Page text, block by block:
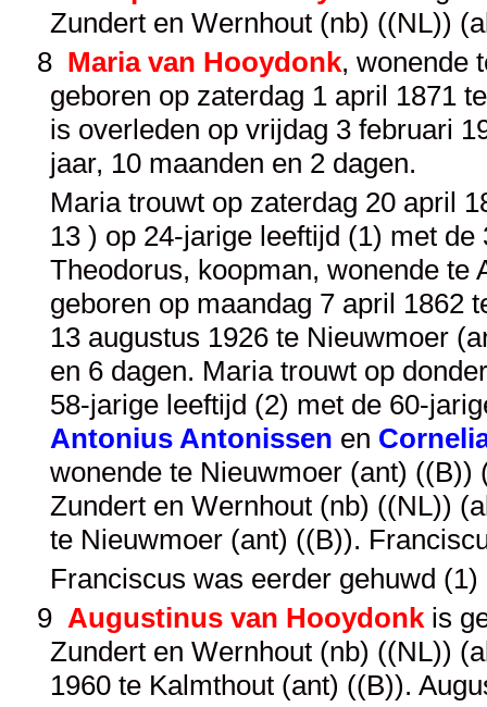
Zundert en Wernhout (nb) ((NL))
8 Maria van Hooydonk, wonende
geboren op zaterdag 1 april 1871
is overleden op vrijdag 3 februari
jaar, 10 maanden en 2 dagen.
Maria trouwt op zaterdag 20 april
13 ) op 24-jarige leeftijd (1) met
Theodorus, koopman, wonende
geboren op maandag 7 april 1862
13 augustus 1926 te Nieuwmoer
en 6 dagen. Maria trouwt op
58-jarige leeftijd (2) met de 60-
Antonius Antonissen en
wonende te Nieuwmoer (ant) ((B))
Zundert en Wernhout (nb) ((NL))
te Nieuwmoer (ant) ((B)).
Franciscus was eerder gehuwd (1)
9 Augustinus van Hooydonkis
Zundert en Wernhout (nb) ((NL))
1960 te Kalmthout (ant) ((B)).